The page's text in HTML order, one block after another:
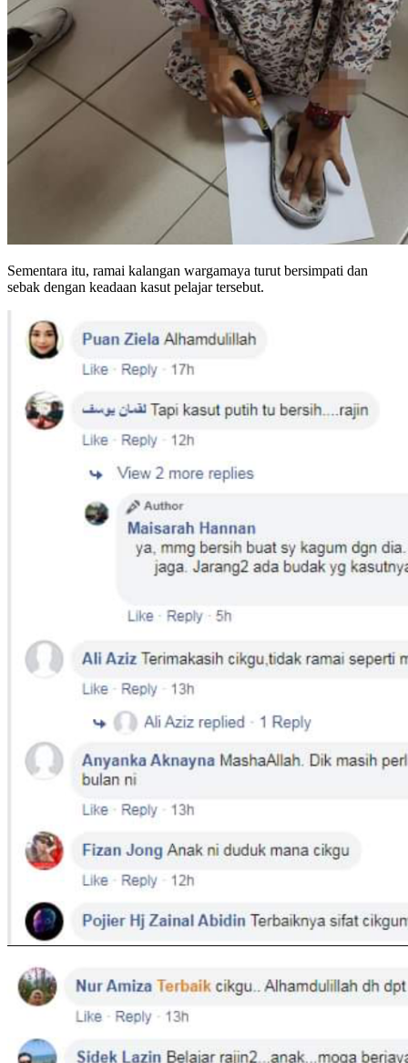
Sementara itu, ramai kalangan wargamaya turut bersimpati dan
sebak dengan keadaan kasut pelajar tersebut.